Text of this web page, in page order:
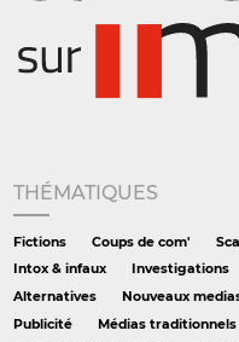
THÉMATIQUES
Fictions Coups de com'
Intox & infaux
Investigations
Alternatives
Nouveaux
Publicité
Médias traditionnels